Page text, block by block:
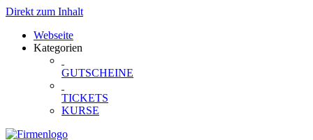
Direkt zum Inhalt
Webseite
Kategorien
GUTSCHEINE
TICKETS
KURSE